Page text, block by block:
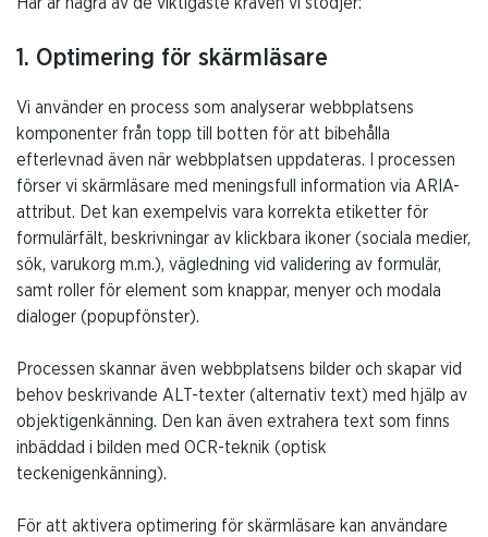
1. Optimering för skärmläsare
Vi använder en process som analyserar webbplatsens
komponenter från topp till botten för att bibehålla
efterlevnad även när webbplatsen uppdateras. I processen
förser vi skärmläsare med meningsfull information via ARIA-
attribut. Det kan exempelvis vara korrekta etiketter för
formulärfält, beskrivningar av klickbara ikoner (sociala medier,
sök, varukorg m.m.), vägledning vid validering av formulär,
samt roller för element som knappar, menyer och modala
dialoger (popupfönster).
Processen skannar även webbplatsens bilder och skapar vid
behov beskrivande ALT-texter (alternativ text) med hjälp av
objektigenkänning. Den kan även extrahera text som finns
inbäddad i bilden med OCR-teknik (optisk
teckenigenkänning).
För att aktivera optimering för skärmläsare kan användare